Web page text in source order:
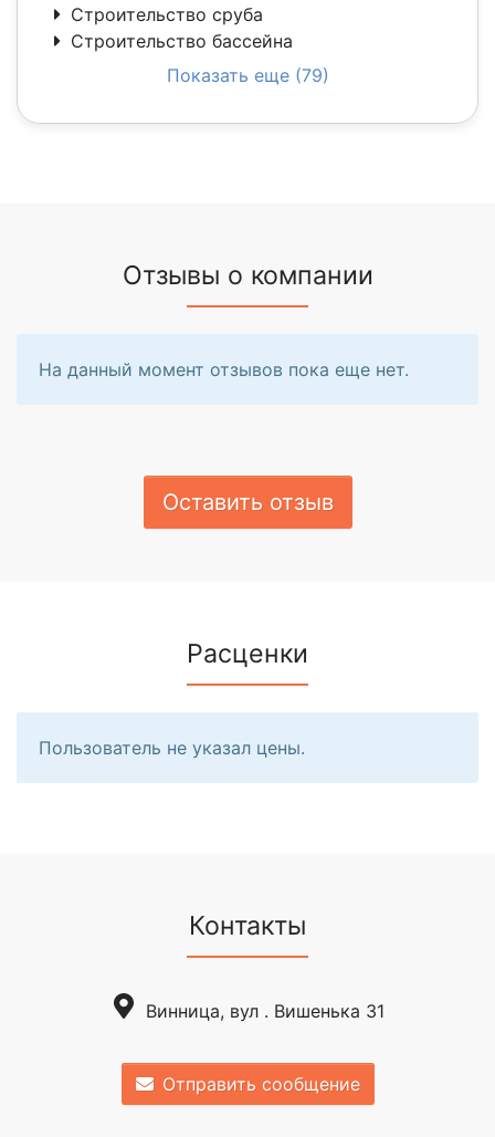
Строительство сруба
Строительство бассейна
Показать еще (79)
Отзывы о компании
На данный момент отзывов пока еще нет.
Оставить отзыв
Расценки
Пользователь не указал цены.
Контакты
Винница, вул . Вишенька 31
Отправить сообщение